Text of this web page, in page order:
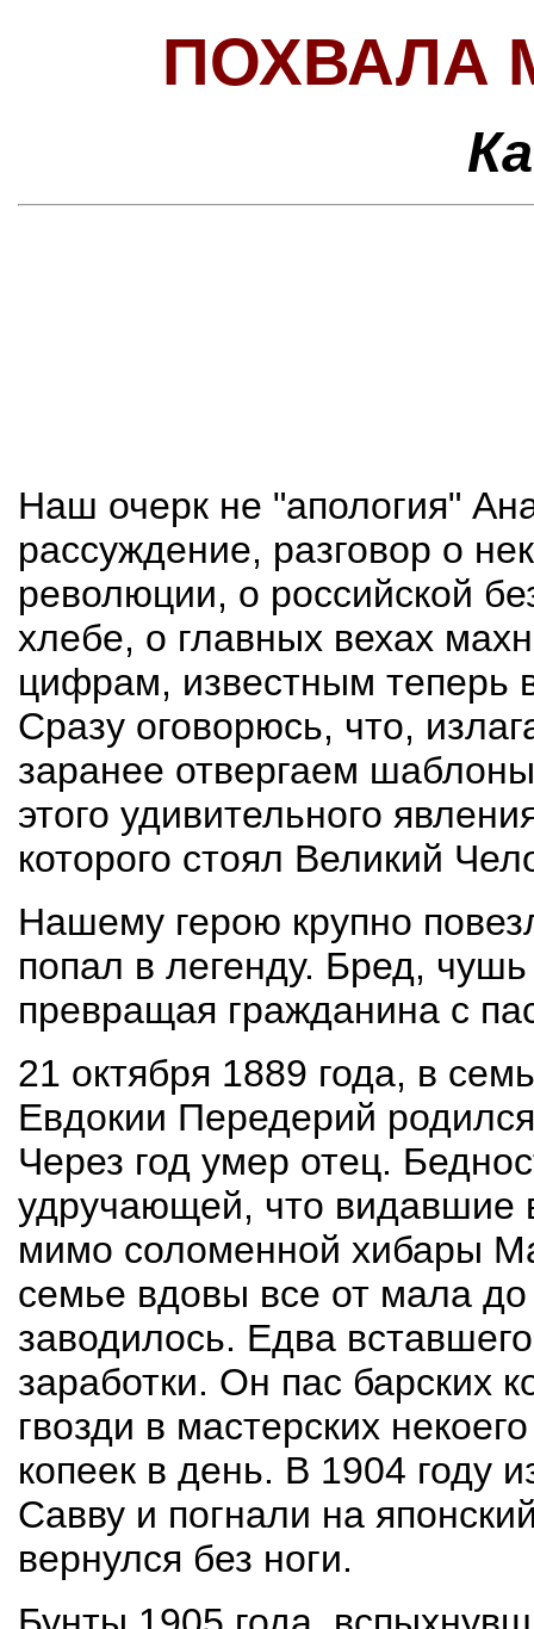
ПОХВАЛА
Наш очерк не "апология"
рассуждение, разговор о
революции, о российской
хлебе, о главных вехах
цифрам, известным теперь
Сразу оговорюсь, что,
заранее отвергаем
этого удивительного
которого стоял Великий
Нашему герою крупно
попал в легенду. Бред,
превращая гражданина с
21 октября 1889 года, в
Евдокии Передерий
Через год умер отец.
удручающей, что видавшие
мимо соломенной хибары
семье вдовы все от мала
заводилось. Едва
заработки. Он пас барских
гвозди в мастерских
копеек в день. В 1904 году
Савву и погнали на
вернулся без ноги.